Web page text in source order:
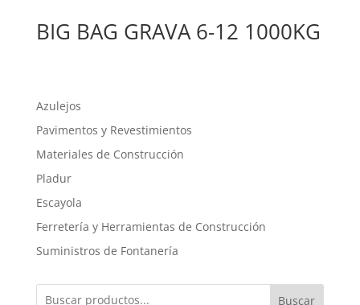
BIG BAG GRAVA 6-12 1000KG
Azulejos
Pavimentos y Revestimientos
Materiales de Construcción
Pladur
Escayola
Ferretería y Herramientas de Construcción
Suministros de Fontanería
Buscar